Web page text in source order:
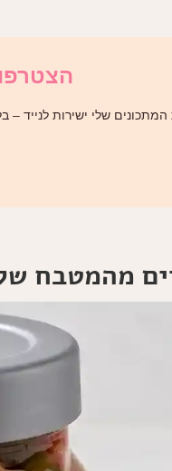
שלי ישירות לנייד –
מהמטבח